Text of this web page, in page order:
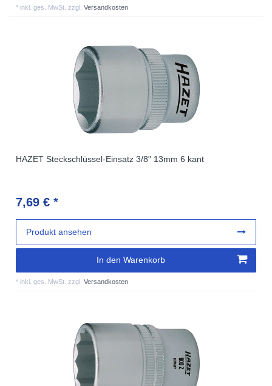
* inkl. ges. MwSt. zzgl.Versandkosten
HAZET Steckschlüssel-Einsatz 3/8" 13mm 6 kant
7,69 € *
In den Warenkorb
* inkl. ges. MwSt. zzgl.Versandkosten
Produkt ansehen